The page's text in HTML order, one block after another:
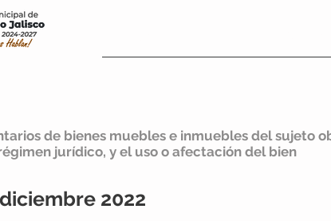
de bienes muebles e inmuebles del sujeto
jurídico, y el uso o afectación del bien
2022